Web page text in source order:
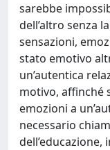
sarebbe
dell’altro senza
sensazioni,
stato emotivo
un’autentica
motivo, affinché
emozioni a
necessario